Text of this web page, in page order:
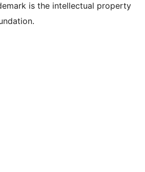
is the intellectual property